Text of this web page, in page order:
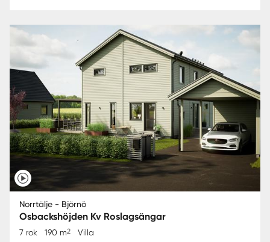
Norrtälje - Björnö
Osbackshöjden Kv Roslagsängar
7 rok 190 m2 Villa